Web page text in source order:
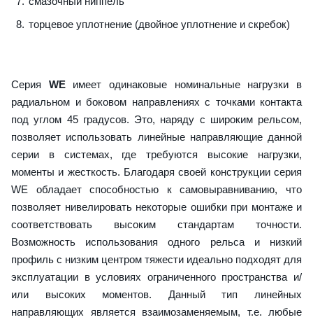
торцевое уплотнение (двойное уплотнение и скребок)
Серия WEимеет одинаковые номинальные нагрузки в
радиальном и боковом направлениях с точками контакта
под углом 45 градусов. Это, наряду с широким рельсом,
позволяет использовать линейные направляющие данной
серии в системах, где требуются высокие нагрузки,
моменты и жесткость. Благодаря своей конструкции серия
WE обладает способностью к самовыравниванию, что
позволяет нивелировать некоторые ошибки при монтаже и
соответствовать высоким стандартам точности.
Возможность использования одного рельса и низкий
профиль с низким центром тяжести идеально подходят для
эксплуатации в условиях ограниченного пространства и/
или высоких моментов. Данный тип линейных
направляющих является взаимозаменяемым, т.е. любые